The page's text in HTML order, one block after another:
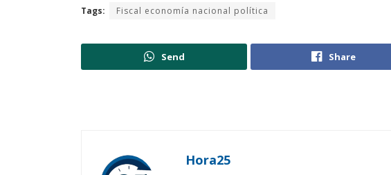
Tags: Fiscal economía nacional política
Send Share
Hora25